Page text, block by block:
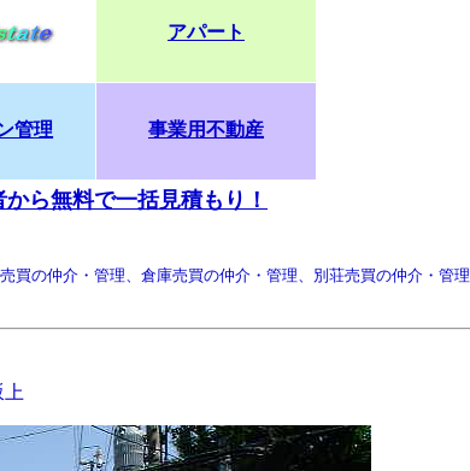
アパート
管理 事業用不動産
ら無料で一括見積もり！
の仲介・管理、倉庫売買の仲介・管理、別荘売買の仲介・管